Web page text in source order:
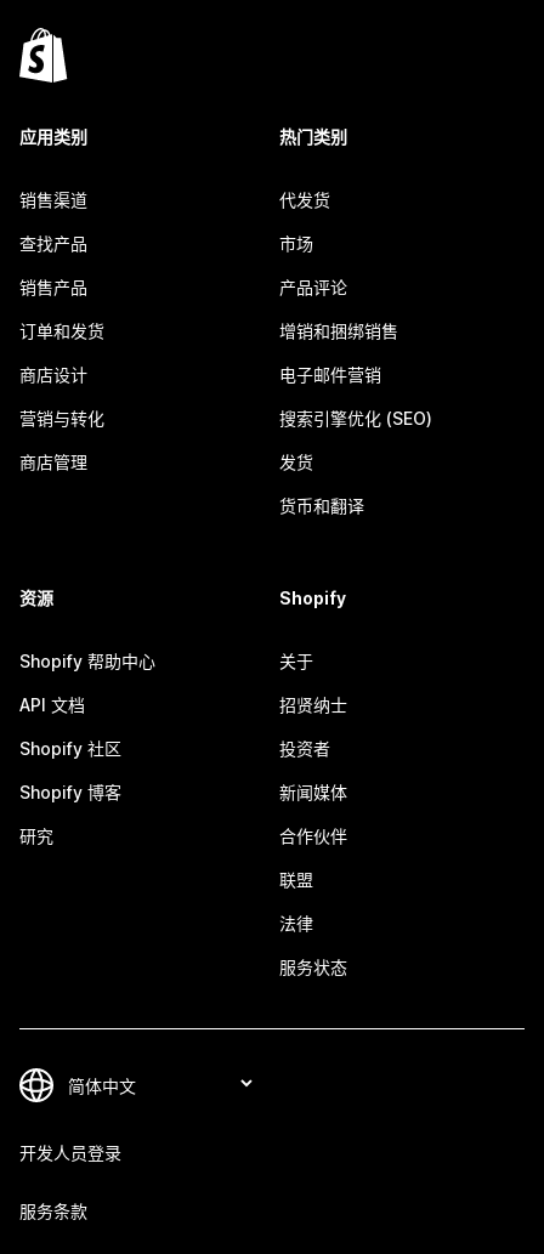
应用类别
销售渠道
查找产品
销售产品
订单和发货
商店设计
营销与转化
商店管理
热门类别
代发货
市场
产品评论
增销和捆绑销售
电子邮件营销
搜索引擎优化 (SEO)
发货
货币和翻译
资源
Shopify 帮助中心
API 文档
Shopify 社区
Shopify 博客
研究
Shopify
关于
招贤纳士
投资者
新闻媒体
合作伙伴
联盟
法律
服务状态
开发人员登录
服务条款